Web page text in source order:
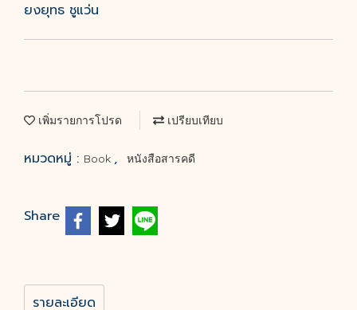
ยงยุทธ ชูแว่น
เพิ่มรายการโปรด เปรียบเทียบ
หมวดหมู่ : Book , หนังสือสารคดี
Share
รายละเอียด